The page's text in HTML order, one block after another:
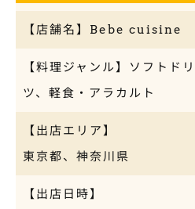
【店舗名】Bebe cuisine
【料理ジャンル】ソフトド
ツ、軽食・アラカルト
【出店エリア】
東京都、神奈川県
【出店日時】